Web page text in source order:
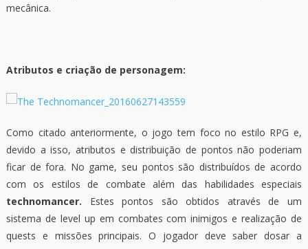
mecânica.
Atributos e criação de personagem:
Como citado anteriormente, o jogo tem foco no estilo RPG e,
devido a isso, atributos e distribuição de pontos não poderiam
ficar de fora. No game, seu pontos são distribuídos de acordo
com os estilos de combate além das habilidades especiais
technomancer. Estes pontos são obtidos através de um
sistema de level up em combates com inimigos e realização de
quests e missões principais. O jogador deve saber dosar a